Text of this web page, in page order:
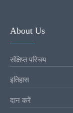
About Us
संक्षिप्त परिचय
इतिहास
दान करें